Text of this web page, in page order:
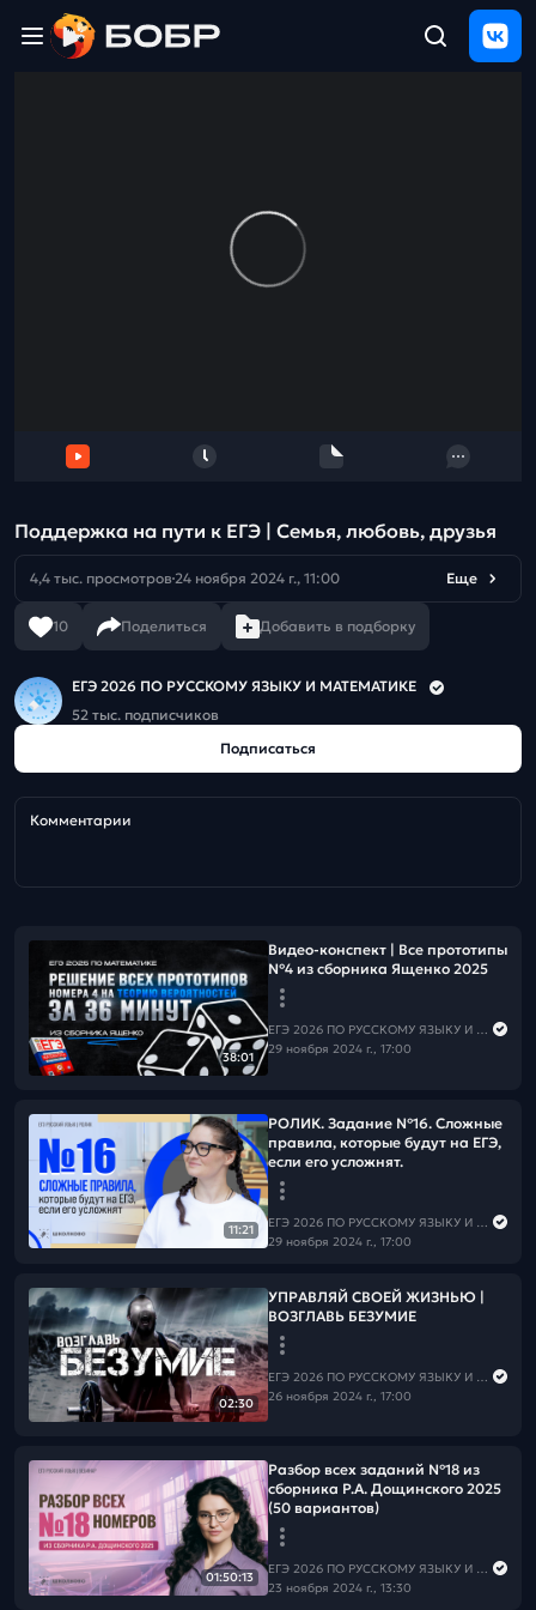
Поддержка на пути к ЕГЭ | Семья, любовь, друзья
4,4 тыс. просмотров 24 ноября 2024 г., 11:00 Еще
10 Поделиться Добавить в подборку
ЕГЭ 2026 ПО РУССКОМУ ЯЗЫКУ И МАТЕМАТИКЕ
52 тыс. подписчиков
Подписаться
Комментарии
38:01
Видео-конcпект | Все прототипы
№4 из сборника Ященко 2025
ЕГЭ 2026 ПО РУССКОМУ ЯЗЫКУ И МАТЕМАТИКЕ
29 ноября 2024 г., 17:00
11:21
РОЛИК. Задание №16. Сложные
правила, которые будут на ЕГЭ,
если его усложнят.
ЕГЭ 2026 ПО РУССКОМУ ЯЗЫКУ И МАТЕМАТИКЕ
29 ноября 2024 г., 17:00
02:30
УПРАВЛЯЙ СВОЕЙ ЖИЗНЬЮ |
ВОЗГЛАВЬ БЕЗУМИЕ
ЕГЭ 2026 ПО РУССКОМУ ЯЗЫКУ И МАТЕМАТИКЕ
26 ноября 2024 г., 17:00
01:50:13
Разбор всех заданий №18 из
сборника Р.А. Дощинского 2025
(50 вариантов)
ЕГЭ 2026 ПО РУССКОМУ ЯЗЫКУ И МАТЕМАТИКЕ
23 ноября 2024 г., 13:30